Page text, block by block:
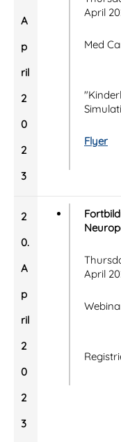
A
p
ril
2
0
2
3
April
Med
Flyer
2
0.
A
p
ril
2
0
2
3
April